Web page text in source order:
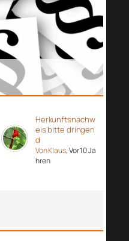
Herkunftsnachw
eis bitte dringen
d
Von Klaus, Vor 10 Ja
hren